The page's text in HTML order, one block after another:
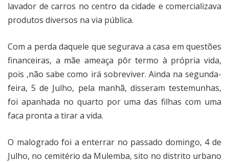
lavador de carros no centro da cidade e comercializava
produtos diversos na via pública.
Com a perda daquele que segurava a casa em questões
financeiras, a mãe ameaça pôr termo à própria vida,
pois ,não sabe como irá sobreviver. Ainda na segunda-
feira, 5 de Julho, pela manhã, disseram testemunhas,
foi apanhada no quarto por uma das filhas com uma
faca pronta a tirar a vida.
O malogrado foi a enterrar no passado domingo, 4 de
Julho, no cemitério da Mulemba, sito no distrito urbano